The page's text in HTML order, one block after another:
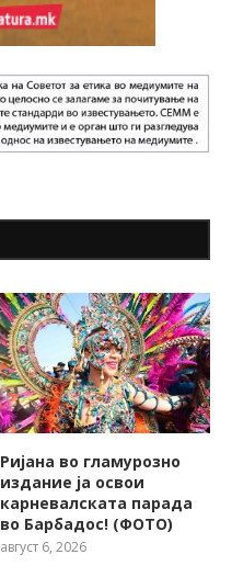
Ријана во гламурозно
издание ја освои
карневалската парада
во Барбадос! (ФОТО)
август 6, 2026